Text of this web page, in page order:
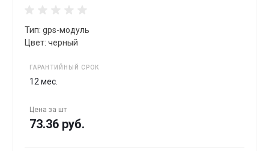
Тип: gps-модуль
Цвет: черный
ГАРАНТИЙНЫЙ СРОК
12 мес.
Цена за шт
73.36 руб.